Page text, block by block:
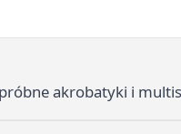
akrobatyki i